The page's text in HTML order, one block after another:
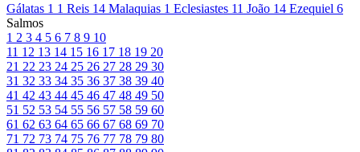
Gálatas 1 1 Reis 14 Malaquias 1 Eclesiastes 11 João 14 Ezequiel 6
Salmos
1 2 3 4 5 6 7 8 9 10
11 12 13 14 15 16 17 18 19 20
21 22 23 24 25 26 27 28 29 30
31 32 33 34 35 36 37 38 39 40
41 42 43 44 45 46 47 48 49 50
51 52 53 54 55 56 57 58 59 60
61 62 63 64 65 66 67 68 69 70
71 72 73 74 75 76 77 78 79 80